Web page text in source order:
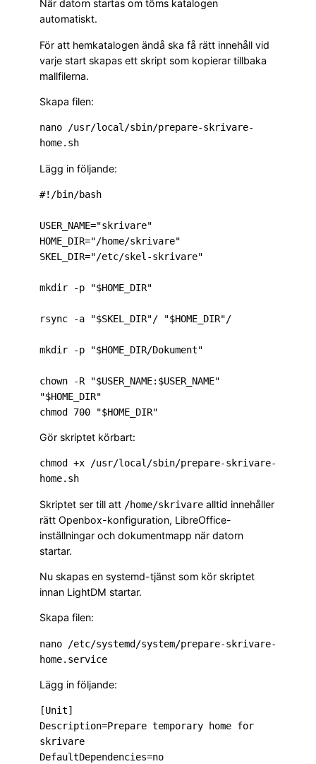
När datorn startas om töms katalogen
automatiskt.
För att hemkatalogen ändå ska få rätt innehåll vid
varje start skapas ett skript som kopierar tillbaka
mallfilerna.
Skapa filen:
nano /usr/local/sbin/prepare-skrivare-
Lägg in följande:
#!/bin/bash
USER_NAME="skrivare"
HOME_DIR="/home/skrivare"
SKEL_DIR="/etc/skel-skrivare"
mkdir -p "$HOME_DIR"
rsync -a "$SKEL_DIR"/ "$HOME_DIR"/
mkdir -p "$HOME_DIR/Dokument"
chown -R "$USER_NAME:$USER_NAME"
"$HOME_DIR"
Gör skriptet körbart:
chmod +x /usr/local/sbin/prepare-skrivare-
Skriptet ser till att /home/skrivare alltid innehåller
rätt Openbox-konfiguration, LibreOffice-
inställningar och dokumentmapp när datorn
startar.
Nu skapas en systemd-tjänst som kör skriptet
innan LightDM startar.
Skapa filen:
nano /etc/systemd/system/prepare-skrivare-
Lägg in följande:
[Unit]
Description=Prepare temporary home for
skrivare
DefaultDependencies=no